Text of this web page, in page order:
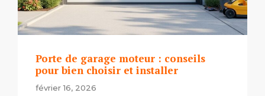
Porte de garage moteur : conseils
pour bien choisir et installer
février 16, 2026